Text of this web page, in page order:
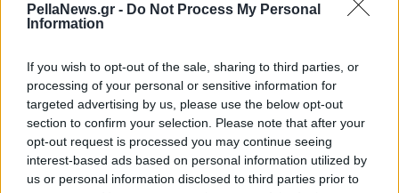
PellaNews.gr - Do Not Process My Personal
Information
If you wish to opt-out of the sale, sharing to third parties, or
processing of your personal or sensitive information for
targeted advertising by us, please use the below opt-out
section to confirm your selection. Please note that after your
opt-out request is processed you may continue seeing
interest-based ads based on personal information utilized by
us or personal information disclosed to third parties prior to